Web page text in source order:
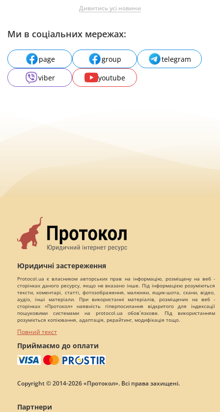
Дивитись усі новини
Ми в соціальних мережах:
page group
telegram
viber
youtube
Юридичні застереження
Protocol.ua є власником авторських прав на інформацію, розміщену на веб -
сторінках даного ресурсу, якщо не вказано інше. Під інформацією розуміються
тексти, коментарі, статті, фотозображення, малюнки, ящик-шота, скани, відео,
аудіо, інші матеріали. При використанні матеріалів, розміщених на веб -
сторінках «Протокол» наявність гіперпосилання відкритого для індексації
пошуковими системами на protocol.ua обов`язкове. Під використанням
розуміється копіювання, адаптація, рерайтинг, модифікація тощо.
Повний текст
Приймаємо до оплати
Copyright © 2014-2026 «Протокол». Всі права захищені.
Партнери